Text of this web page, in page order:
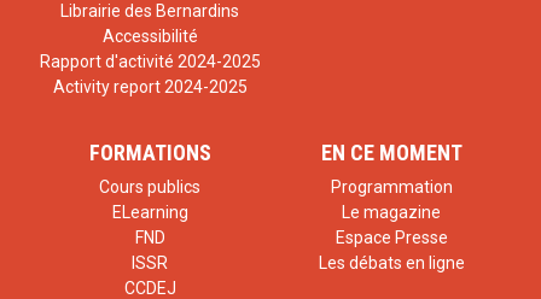
Librairie des Bernardins
Accessibilité
Rapport d'activité 2024-2025
Activity report 2024-2025
FORMATIONS
Cours publics
ELearning
FND
ISSR
CCDEJ
EN CE MOMENT
Programmation
Le magazine
Espace Presse
Les débats en ligne